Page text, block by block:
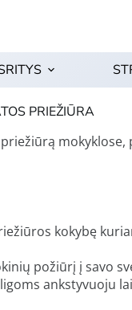
PRIEŽIŪRA
kokybę
požiūrį į savo
ankstyvuoju